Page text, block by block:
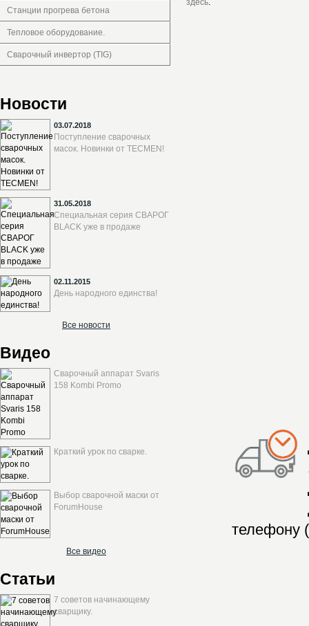
Станции прогрева бетона
Тепловое оборудование.
Сварочный инвертор (TIG)
Новости
03.07.2018
Поступление сварочных
масок. Новинки от TECMEN!
31.05.2018
Специальная серия СВАРОГ
BLACK уже в продаже
02.11.2015
День народного единства!
Все новости
Видео
Сварочный аппарат Svaris
158 Kombi Promo
Краткий урок по сварке.
Выбор сварочной маски от
ForumHouse
Все видео
Статьи
7 советов начинающему
сварщику.
здесь.
телефону